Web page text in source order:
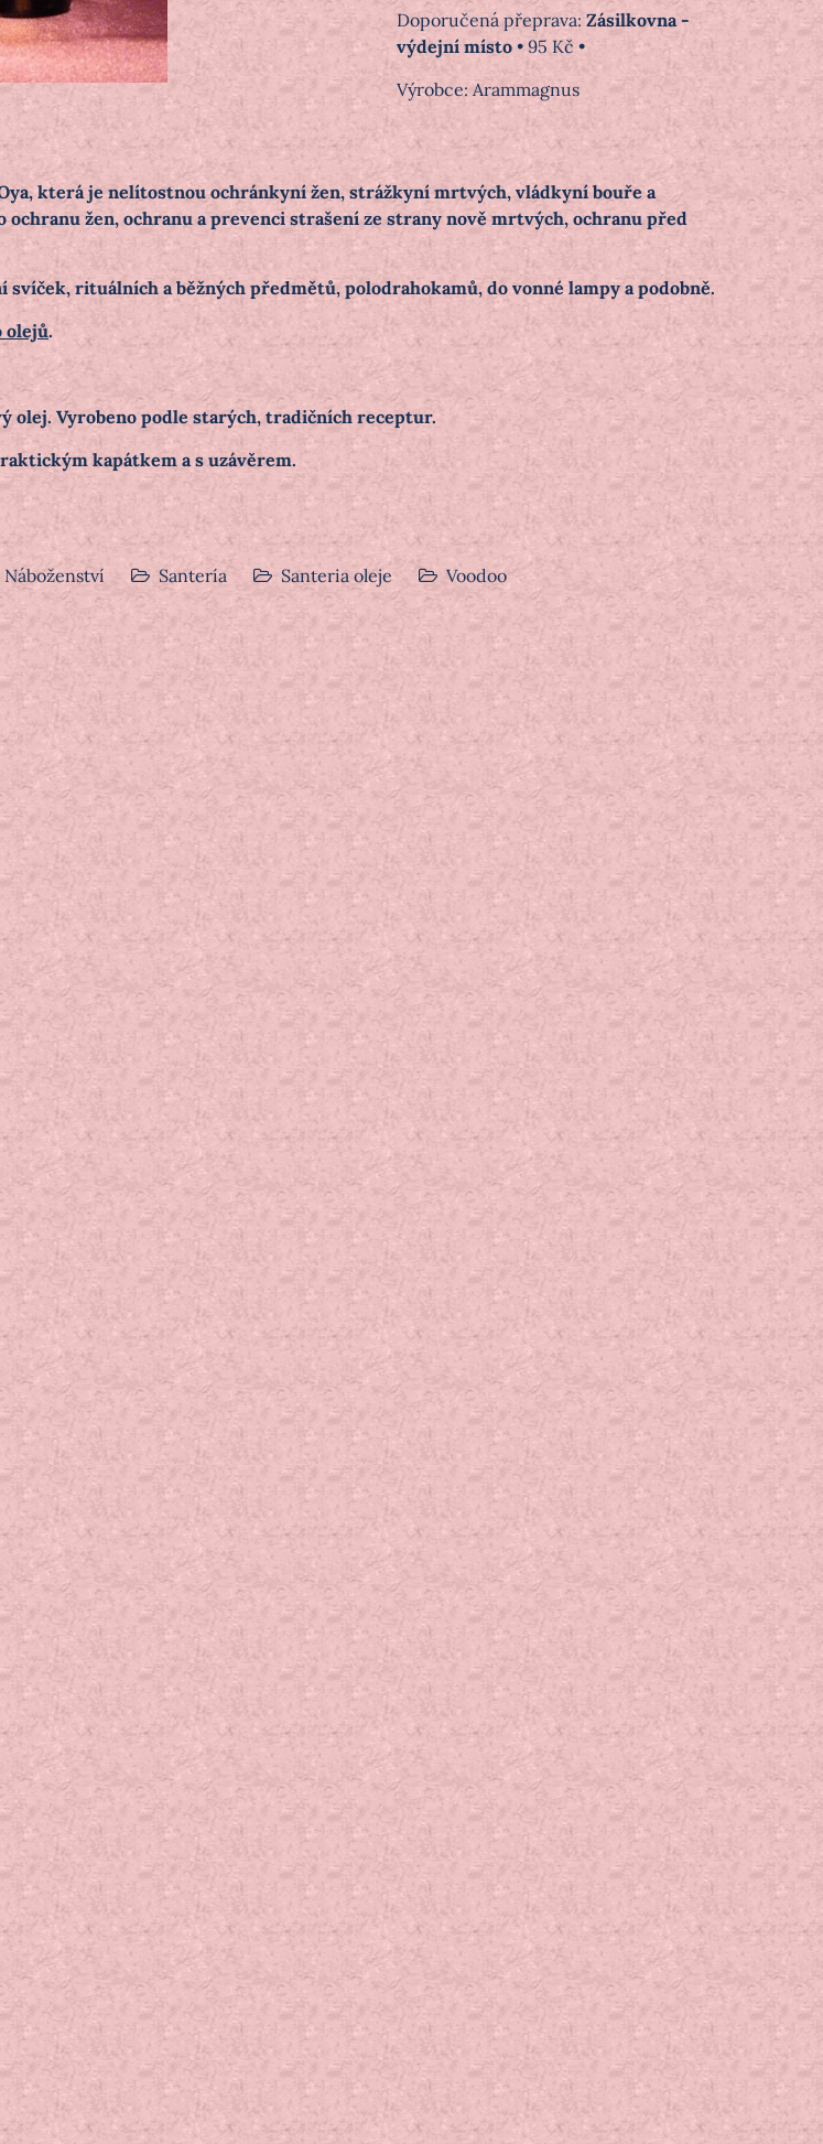
Zásilkovna -
výdejní místo • 95 Kč •
Výrobce:Arammagnus
která je nelítostnou ochránkyní žen, strážkyní mrtvých, vládkyní bouře a
ochranu žen, ochranu a prevenci strašení ze strany nově mrtvých, ochranu před
svíček, rituálních a běžných předmětů, polodrahokamů, do vonné lampy a podobně.
olejů.
olej. Vyrobeno podle starých, tradičních receptur.
kapátkem a s uzávěrem.
Náboženství Santería Santeria oleje Voodoo